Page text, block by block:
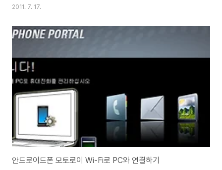
아, 스웨덴 등에서는 국가별 1위를 차지할 정도다. 얼핏 보면 간단하다 못해 단
인기는 웬만한 고퀄리티 게임 저리 가라다. 아이폰4 및 아이패드용으로도 출시
됐으며 국내에서는 T스토어에 나와 이용자들의 환영을 받았다. 꽤 재미가 있을
폰인지 캐쉬 3천원권을 이용해서 처음으로 안드로이드용 유료제품 정품을 구
입 문제는 XT..
2011. 7. 17.
안드로이드폰 모토로이 Wi-Fi로 PC와 연결하기